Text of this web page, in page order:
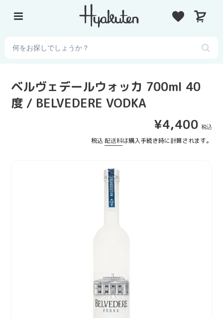
カ
ベルヴェデールウォッカ 700ml 40
度 / BELVEDERE VODKA
通
常
¥4,400
税込 配送料は購入手続き時に計算されます。